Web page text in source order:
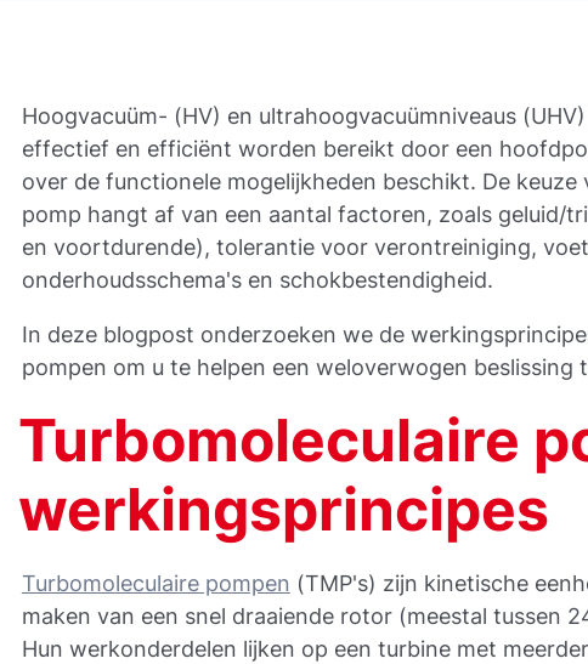
Hoogvacuüm- (HV) en ultrahoogvacuümniveaus
effectief en efficiënt worden bereikt door een
over de functionele mogelijkheden beschikt. De keuze
pomp hangt af van een aantal factoren, zoals geluid/
en voortdurende), tolerantie voor verontreiniging,
onderhoudsschema's en schokbestendigheid.
In deze blogpost onderzoeken we de
pompen om u te helpen een weloverwogen beslissing
Turbomoleculaire
werkingsprincipes
Turbomoleculaire pompen (TMP's) zijn kinetische
maken van een snel draaiende rotor (meestal tussen
Hun werkonderdelen lijken op een turbine met